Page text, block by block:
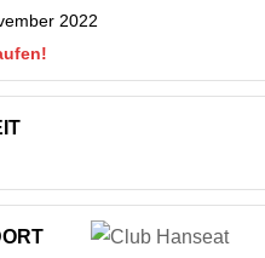
2022